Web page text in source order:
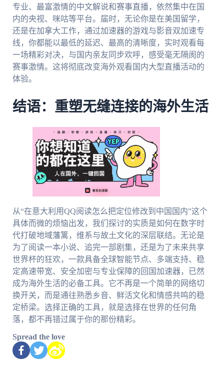
专业、最富激情的中文解说和赛事直播，依然集中在国
内的央视、咪咕等平台。届时，无论你是在美国留学，
还是在加拿大工作，通过加速器的游戏与影音双加速专
线，你都能以最低的延迟、最高的清晰度，实时观看每
一场精彩对决，与国内亲友同步欢呼，感受毫无隔阂的
赛事激情。这将彻底改变海外观看国内大型直播活动的
体验。
结语：重塑无缝连接的海外生活
从“在意大利用QQ阅读怎么把定位修改到中国国内”这个
具体而微的烦恼出发，我们探讨的实质是如何在数字时
代打破地域藩篱，维系与故土文化的深层联结。无论是
为了阅读一本小说、追完一部剧集，还是为了未来共享
世界杯的狂欢，一款具备全球智能节点、多端支持、稳
定高速带宽、安全加密与专业保障的回国加速器，已然
成为海外生活的必备工具。它不再是一个简单的网络切
换开关，而是通往熟悉乡音、鲜活文化和情感共鸣的稳
定桥梁。选择正确的工具，就是选择在世界的任何角
落，都不再错过属于你的那份精彩。
Spread the love